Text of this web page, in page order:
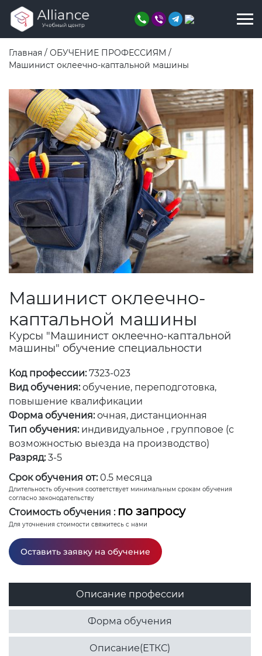
Главная / ОБУЧЕНИЕ ПРОФЕССИЯМ /
Машинист оклеечно-каптальной машины
Машинист оклеечно-
каптальной машины
Курсы "Машинист оклеечно-каптальной
машины" обучение специальности
Код профессии:7323-023
Вид обучения: обучение, переподготовка,
повышение квалификации
Форма обучения: очная, дистанционная
Тип обучения: индивидуальное , групповое (с
возможностью выезда на производство)
Разряд: 3-5
Срок обучения от: 0.5 месяца
Длительность обучения соответствует минимальным срокам обучения
согласно законодательству
Стоимость обучения : по запросу
Для уточнения стоимости свяжитесь с нами
Оставить заявку на обучение
Описание профессии
Форма обучения
Описание(ЕТКС)